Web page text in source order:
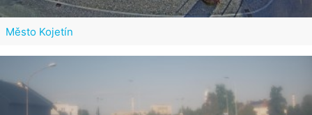
Město Kojetín